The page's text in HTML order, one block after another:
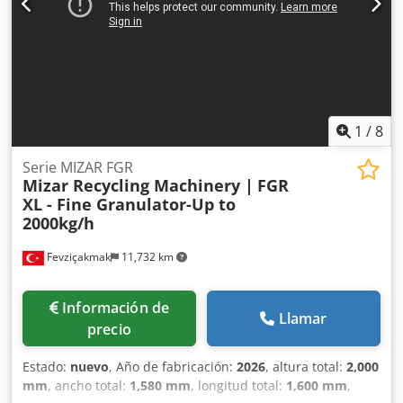
1 /8
Fevziçakmak 11,732 km
Serie MIZAR FGR
Mizar Recycling Machinery | FGR
XL - Fine Granulator-Up to
2000kg/h
Información de
precio
Llamar
Estado: nuevo, Año de fabricación: 2026, altura total: 2,000
mm, ancho total: 1,580 mm, longitud total: 1,600 mm,